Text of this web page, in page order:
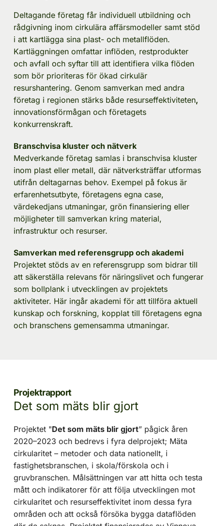
Deltagande företag får individuell utbildning och
rådgivning inom cirkulära affärsmodeller samt stöd
i att kartlägga sina plast- och metallflöden.
Kartläggningen omfattar inflöden, restprodukter
och avfall och syftar till att identifiera vilka flöden
som bör prioriteras för ökad cirkulär
resurshantering. Genom samverkan med andra
företag i regionen stärks både resurseffektiviteten
innovationsförmågan och företagets
konkurrenskraft.
Branschvisa kluster och nätverk
Medverkande företag samlas i branschvisa kluster
inom plast eller metall, där nätverksträffar utformas
utifrån deltagarnas behov. Exempel på fokus är
erfarenhetsutbyte, företagens egna case,
värdekedjans utmaningar, grön finansiering eller
möjligheter till samverkan kring material,
infrastruktur och resurser.
Samverkan med referensgrupp och akademi
Projektet stöds av en referensgrupp som bidrar till
att säkerställa relevans för näringslivet och fungerar
som bollplank i utvecklingen av projektets
aktiviteter. Här ingår akademi för att tillföra aktuell
kunskap och forskning, kopplat till företagens egna
och branschens gemensamma utmaningar.
Projektrapport
Det som mäts blir gjort
Projektet "Det som mäts blir gjort” pågick åren
2020–2023 och bedrevs i fyra delprojekt; Mäta
cirkularitet – metoder och data nationellt, i
fastighetsbranschen, i skola/förskola och i
gruvbranschen. Målsättningen var att hitta och testa
mått och indikatorer för att följa utvecklingen mot
cirkularitet och resurseffektivitet inom dessa fyra
områden och att också försöka bygga dataflöden